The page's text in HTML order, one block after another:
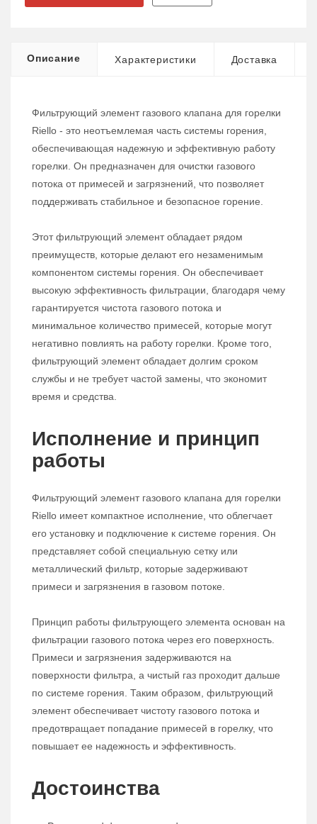
Описание Характеристики Доставка
Фильтрующий элемент газового клапана для горелки
Riello - это неотъемлемая часть системы горения,
обеспечивающая надежную и эффективную работу
горелки. Он предназначен для очистки газового
потока от примесей и загрязнений, что позволяет
поддерживать стабильное и безопасное горение.
Этот фильтрующий элемент обладает рядом
преимуществ, которые делают его незаменимым
компонентом системы горения. Он обеспечивает
высокую эффективность фильтрации, благодаря чему
гарантируется чистота газового потока и
минимальное количество примесей, которые могут
негативно повлиять на работу горелки. Кроме того,
фильтрующий элемент обладает долгим сроком
службы и не требует частой замены, что экономит
время и средства.
Исполнение и принцип
работы
Фильтрующий элемент газового клапана для горелки
Riello имеет компактное исполнение, что облегчает
его установку и подключение к системе горения. Он
представляет собой специальную сетку или
металлический фильтр, которые задерживают
примеси и загрязнения в газовом потоке.
Принцип работы фильтрующего элемента основан на
фильтрации газового потока через его поверхность.
Примеси и загрязнения задерживаются на
поверхности фильтра, а чистый газ проходит дальше
по системе горения. Таким образом, фильтрующий
элемент обеспечивает чистоту газового потока и
предотвращает попадание примесей в горелку, что
повышает ее надежность и эффективность.
Достоинства